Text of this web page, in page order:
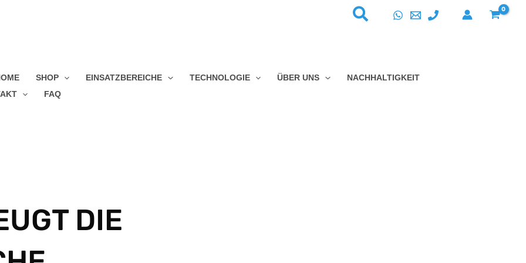
SHOP EINSATZBEREICHE TECHNOLOGIE ÜBER UNS
NACHHALTIGKEIT
FAQ
DIE